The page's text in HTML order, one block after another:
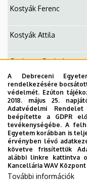
Kostyák Ferenc
Kostyák Attila
Szekeres Szabolcs
Csontos Máté
Szabó Ákos
A Debreceni
rendelkezésére
védelmét. Ezúton
2018. május 25.
Adatvédelmi
beépítette a GDPR
tevékenységébe. A
Egyetem korábban is
érvényben lévő
követve frissítettük
alábbi linkre kattintva
Kancellária WAV Központ
További információk